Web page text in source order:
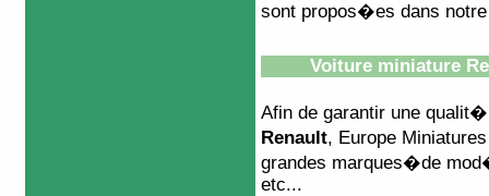
sont propos�es dans
Voiture miniature
Afin de garantir une
Renault, Europe
grandes marques�de
etc...